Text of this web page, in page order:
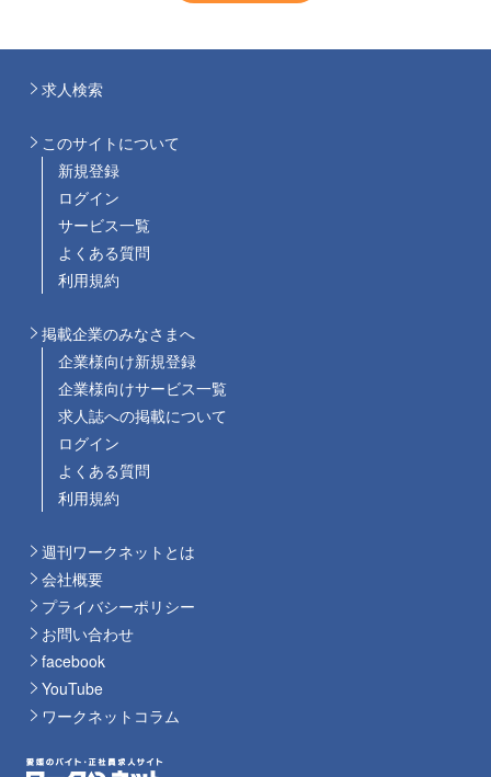
求人検索
このサイトについて
新規登録
ログイン
サービス一覧
よくある質問
利用規約
掲載企業のみなさまへ
企業様向け新規登録
企業様向けサービス一覧
求人誌への掲載について
ログイン
よくある質問
利用規約
週刊ワークネットとは
会社概要
プライバシーポリシー
お問い合わせ
facebook
YouTube
ワークネットコラム